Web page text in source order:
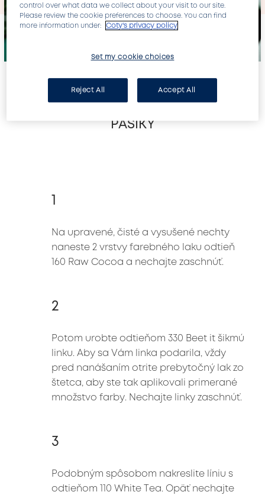
PÁSIKY
1
Na upravené, čisté a vysušené nechty
naneste 2 vrstvy farebného laku odtieň
160 Raw Cocoa a nechajte zaschnúť.
2
Potom urobte odtieňom 330 Beet it šikmú
linku. Aby sa Vám linka podarila, vždy
pred nanášaním otrite prebytočný lak zo
štetca, aby ste tak aplikovali primerané
množstvo farby. Nechajte linky zaschnúť.
3
Podobným spôsobom nakreslite líniu s
odtieňom 110 White Tea. Opäť nechajte
control over what data we collect about your visit to our site.
Please review the cookie preferences to choose. You can find
more information under: Coty's privacy policy
Set my cookie choices
Reject All Accept All